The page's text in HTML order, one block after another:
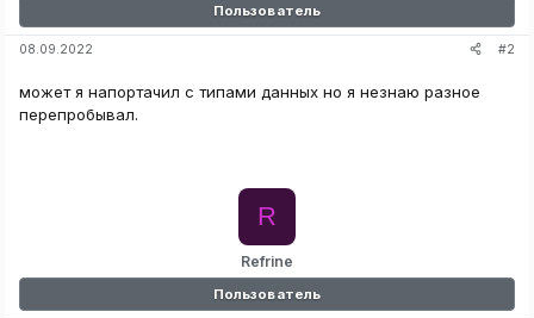
Пользователь
08.09.2022 #2
может я напортачил с типами данных но я незнаю разное
перепробывал.
Refrine
R
Пользователь